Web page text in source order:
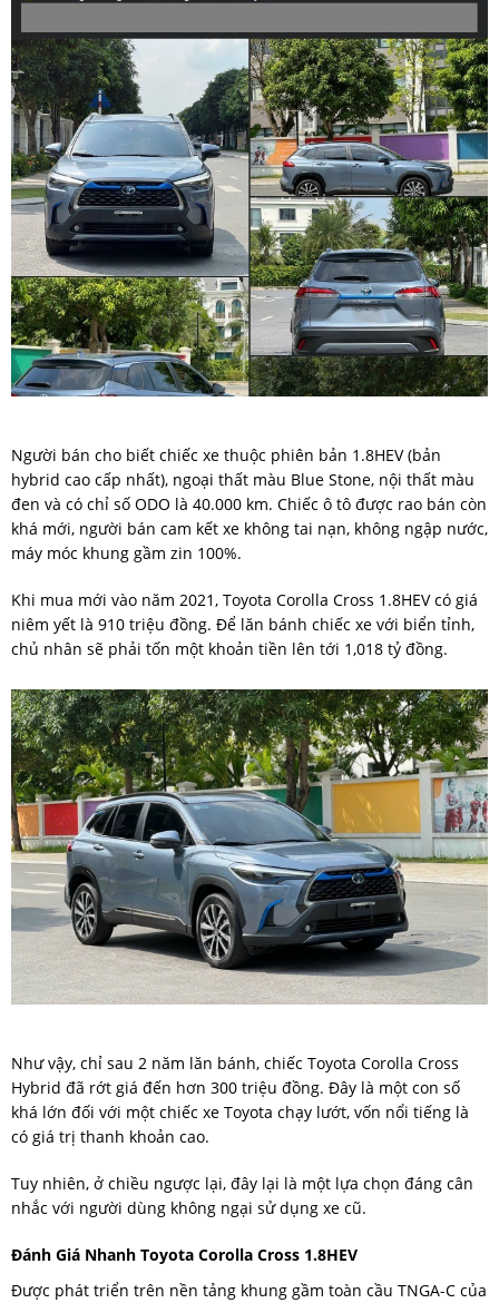
Người bán cho biết chiếc xe thuộc phiên bản 1.8HEV (bản
hybrid cao cấp nhất), ngoại thất màu Blue Stone, nội thất màu
đen và có chỉ số ODO là 40.000 km. Chiếc ô tô được rao bán còn
khá mới, người bán cam kết xe không tai nạn, không ngập nước,
máy móc khung gầm zin 100%.
Khi mua mới vào năm 2021, Toyota Corolla Cross 1.8HEV có giá
niêm yết là 910 triệu đồng. Để lăn bánh chiếc xe với biển tỉnh,
chủ nhân sẽ phải tốn một khoản tiền lên tới 1,018 tỷ đồng.
Như vậy, chỉ sau 2 năm lăn bánh, chiếc Toyota Corolla Cross
Hybrid đã rớt giá đến hơn 300 triệu đồng. Đây là một con số
khá lớn đối với một chiếc xe Toyota chạy lướt, vốn nổi tiếng là
có giá trị thanh khoản cao.
Tuy nhiên, ở chiều ngược lại, đây lại là một lựa chọn đáng cân
nhắc với người dùng không ngại sử dụng xe cũ.
Đánh Giá Nhanh Toyota Corolla Cross 1.8HEV
Được phát triển trên nền tảng khung gầm toàn cầu TNGA-C của